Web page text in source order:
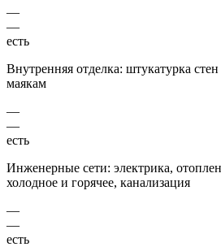
—
—
есть
Внутренняя отделка: штукатурка
маякам
—
—
есть
Инженерные сети: электрика,
холодное и горячее, канализация
—
—
есть